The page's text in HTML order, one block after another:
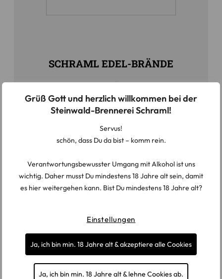
Grüß Gott und herzlich willkommen bei der
Steinwald-Brennerei Schraml!
Servus!
schön, dass Du da bist – komm rein.
Verantwortungsbewusster Umgang mit Alkohol ist uns
wichtig. Daher musst Du mindestens 18 Jahre alt sein, damit
es hier weitergehen kann. Bist Du mindestens 18 Jahre alt?
Einstellungen
Ja, ich bin min. 18 Jahre alt & lehne Cookies ab.
Ja, ich bin min. 18 Jahre alt & akzeptiere alle Cookies
SCHRAML EDEL-BRÄNDE
Frucht. Holz. Erfahrung. Zeit.
MEHR ERFAHREN